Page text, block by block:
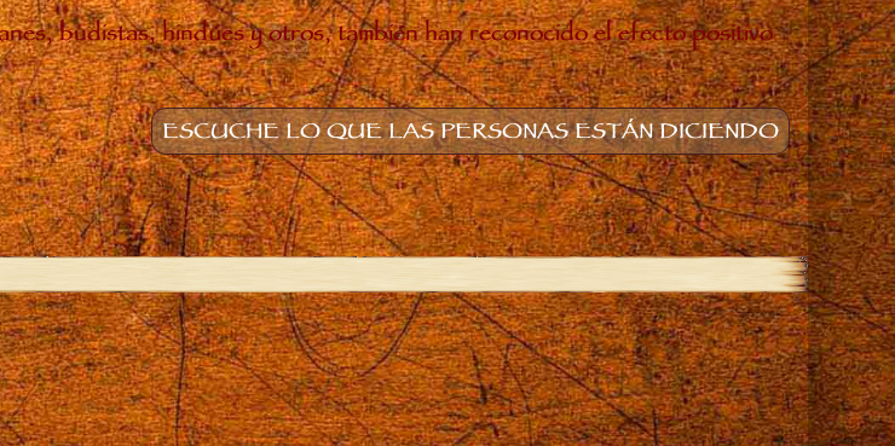
budistas, hindúes y otros, también han reconocido el efecto positivo
ESCUCHE LO QUE LAS PERSONAS ESTÁN DICIENDO